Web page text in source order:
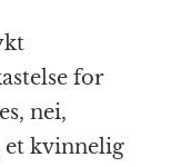
for
nei,
et kvinnelig